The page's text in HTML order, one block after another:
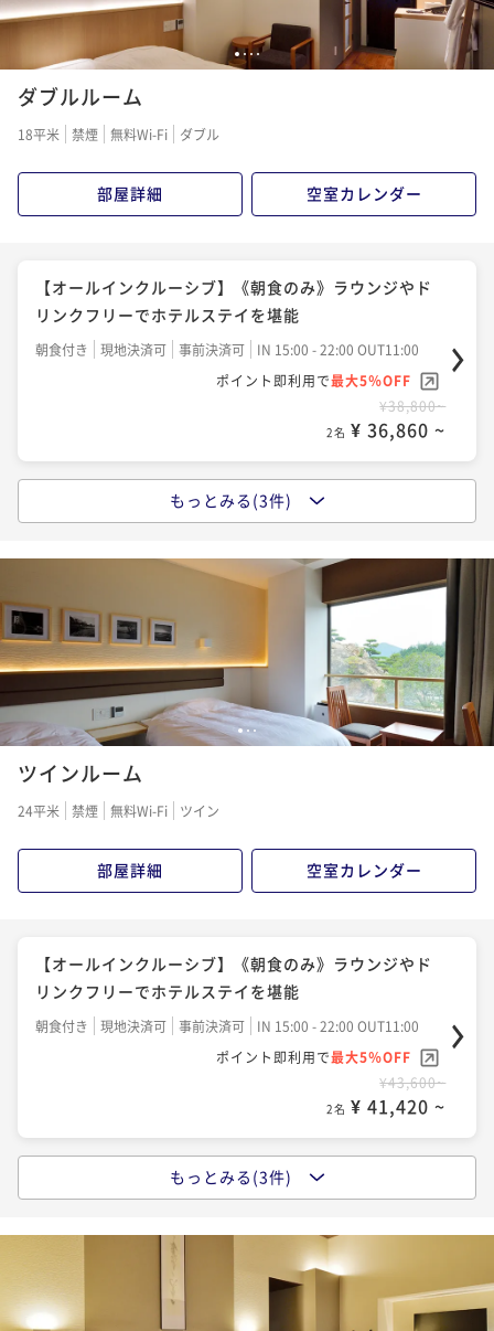
【オールインクルーシブ】《2食付き/瀬戸内キュイジ
ーヌ懐石》旬と技が織りなす多彩な饗宴
¥66,600~
2名 ¥ 63,270 ~
【オールインクルーシブ】《2食付/鉄板懐石》炎と香
りと美景に包まれる贅沢な晩餐
二食付き 現地決済可 事前決済可
IN 15:00 - 18:30 OUT11:00
ポイント即利用で 最大5％OFF
¥70,400~
2名 ¥ 66,880 ~
1234
ダブルルーム
18平米 禁煙 無料Wi-Fi ダブル
部屋詳細 空室カレンダー
【オールインクルーシブ】《朝食のみ》ラウンジやド
リンクフリーでホテルステイを堪能
朝食付き 現地決済可 事前決済可
IN 15:00 - 22:00 OUT11:00
ポイント即利用で最大5％OFF
¥38,800~
2名 ¥ 36,860 ~
【オールインクルーシブ】《2食付/フレンチ懐石》一
事前決済可
IN 15:00 - 18:30 OUT11:00
ポイント即利用で最大5％OFF
¥60,600~
2名 ¥ 57,570 ~
【オールインクルーシブ】《2食付き/瀬戸内キュイジ
ーヌ懐石》旬と技が織りなす多彩な饗宴
¥66,600~
2名 ¥ 63,270 ~
【オールインクルーシブ】《2食付/鉄板懐石》炎と香
りと美景に包まれる贅沢な晩餐
二食付き 現地決済可 事前決済可
IN 15:00 - 18:30 OUT11:00
ポイント即利用で 最大5％OFF
¥70,400~
2名 ¥ 66,880 ~
もっとみる(3件)
1 23
ツインルーム
24平米 禁煙 無料Wi-Fi ツイン
部屋詳細 空室カレンダー
【オールインクルーシブ】《朝食のみ》ラウンジやド
リンクフリーでホテルステイを堪能
朝食付き 現地決済可 事前決済可
IN 15:00 - 22:00 OUT11:00
ポイント即利用で最大5％OFF
¥43,600~
2名 ¥ 41,420 ~
【オールインクルーシブ】《2食付/フレンチ懐石》一
IN 15:00 - 18:30 OUT11:00
ポイント即利用で最大5％OFF
¥65,400~
もっとみる(3件)